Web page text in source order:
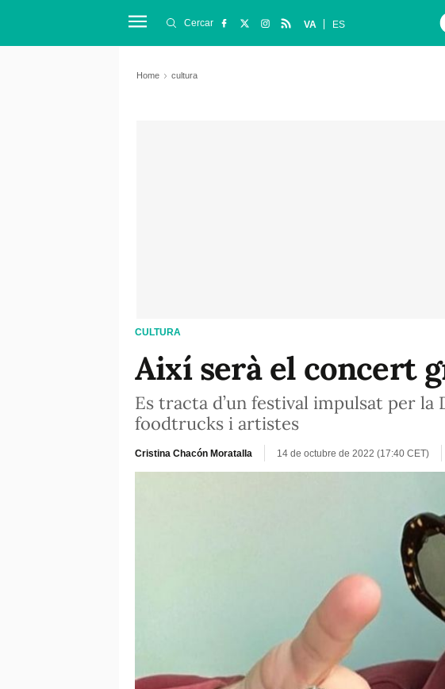
Cercar VA ES
Home cultura
CULTURA
Així serà el concert
Es tracta d’un festival impulsat per
foodtrucks i artistes
Cristina Chacón Moratalla 14 de octubre de 2022 (17:40 CET)